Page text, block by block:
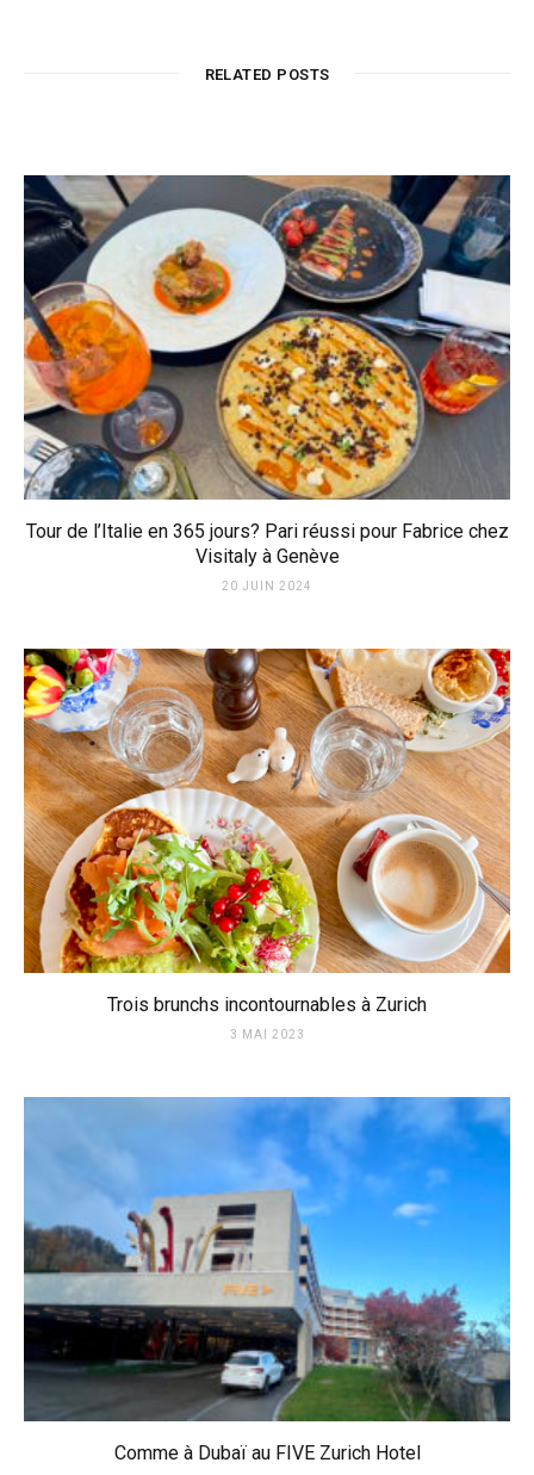
RELATED POSTS
Tour de l’Italie en 365 jours? Pari réussi pour Fabrice chez
Visitaly à Genève
20 JUIN 2024
Trois brunchs incontournables à Zurich
3 MAI 2023
Comme à Dubaï au FIVE Zurich Hotel